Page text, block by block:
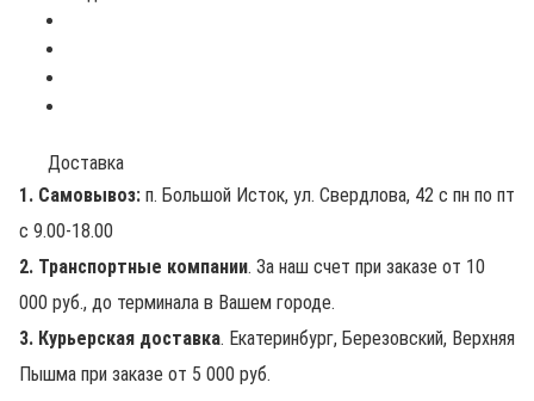
Доставка
1. Самовывоз: п. Большой Исток, ул. Свердлова, 42 с пн по пт
с 9.00-18.00
2. Транспортные компании. За наш счет при заказе от 10
000 руб., до терминала в Вашем городе.
3. Курьерская доставка. Екатеринбург, Березовский, Верхняя
Пышма при заказе от 5 000 руб.